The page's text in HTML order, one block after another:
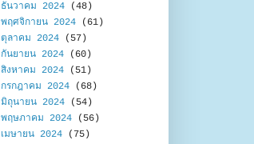
ธันวาคม 2024 (48)
พฤศจิกายน 2024 (61)
ตุลาคม 2024 (57)
กันยายน 2024 (60)
สิงหาคม 2024 (51)
กรกฎาคม 2024 (68)
มิถุนายน 2024 (54)
พฤษภาคม 2024 (56)
เมษายน 2024 (75)